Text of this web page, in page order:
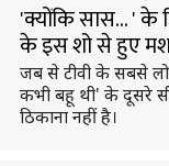
'क्योंकि सास... ' के
के इस शो से हुए
जब से टीवी के सबसे
कभी बहू थी' के दूसरे
ठिकाना नहीं है।